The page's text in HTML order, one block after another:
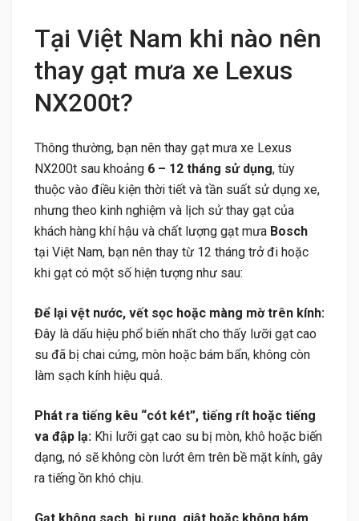
Tại Việt Nam khi nào nên
thay gạt mưa xe Lexus
NX200t?
Thông thường, bạn nên thay gạt mưa xe Lexus
NX200t sau khoảng 6 – 12 tháng sử dụng, tùy
thuộc vào điều kiện thời tiết và tần suất sử dụng xe,
nhưng theo kinh nghiệm và lịch sử thay gạt của
khách hàng khí hậu và chất lượng gạt mưa Bosch
tại Việt Nam, bạn nên thay từ 12 tháng trở đi hoặc
khi gạt có một số hiện tượng như sau:
Để lại vệt nước, vết sọc hoặc màng mờ trên kính:
Đây là dấu hiệu phổ biến nhất cho thấy lưỡi gạt cao
su đã bị chai cứng, mòn hoặc bám bẩn, không còn
làm sạch kính hiệu quả.
Phát ra tiếng kêu “cót két”, tiếng rít hoặc tiếng
va đập lạ: Khi lưỡi gạt cao su bị mòn, khô hoặc biến
dạng, nó sẽ không còn lướt êm trên bề mặt kính, gây
ra tiếng ồn khó chịu.